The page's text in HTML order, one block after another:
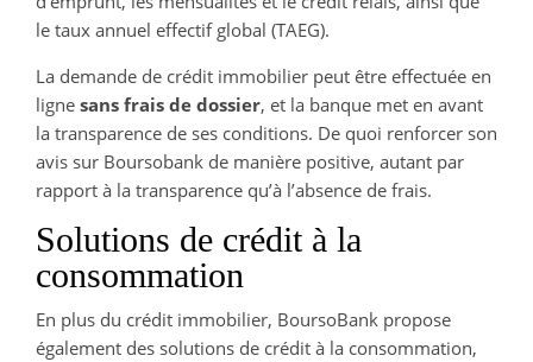
le taux annuel effectif global (TAEG).
La demande de crédit immobilier peut être effectuée en
ligne sans frais de dossier, et la banque met en avant
la transparence de ses conditions. De quoi renforcer son
avis sur Boursobank de manière positive, autant par
rapport à la transparence qu’à l’absence de frais.
Solutions de crédit à la
consommation
En plus du crédit immobilier, BoursoBank propose
également des solutions de crédit à la consommation,